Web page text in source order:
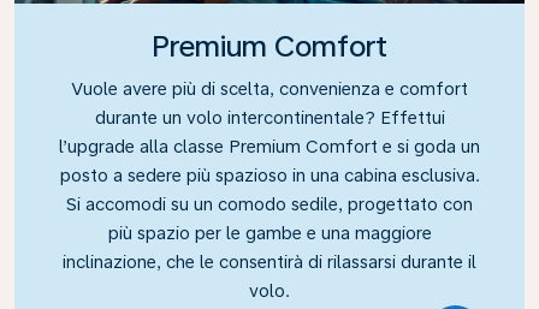
Premium Comfort
Vuole avere più di scelta, convenienza e comfort
durante un volo intercontinentale? Effettui
l’upgrade alla classe Premium Comfort e si goda un
posto a sedere più spazioso in una cabina esclusiva.
Si accomodi su un comodo sedile, progettato con
più spazio per le gambe e una maggiore
inclinazione, che le consentirà di rilassarsi durante il
volo.